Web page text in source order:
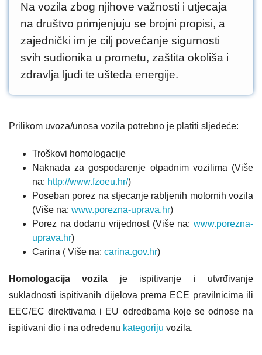
Na vozila zbog njihove važnosti i utjecaja
na društvo primjenjuju se brojni propisi, a
zajednički im je cilj povećanje sigurnosti
svih sudionika u prometu, zaštita okoliša i
zdravlja ljudi te ušteda energije.
Prilikom uvoza/unosa vozila potrebno je platiti sljedeće:
Troškovi homologacije
Naknada za gospodarenje otpadnim vozilima (Više
na: http://www.fzoeu.hr/)
Poseban porez na stjecanje rabljenih motornih vozila
(Više na: www.porezna-uprava.hr)
Porez na dodanu vrijednost (Više na: www.porezna-
uprava.hr)
Carina ( Više na: carina.gov.hr)
Homologacija vozila je ispitivanje i utvrđivanje
sukladnosti ispitivanih dijelova prema ECE pravilnicima ili
EEC/EC direktivama i EU odredbama koje se odnose na
ispitivani dio i na određenu kategoriju vozila.